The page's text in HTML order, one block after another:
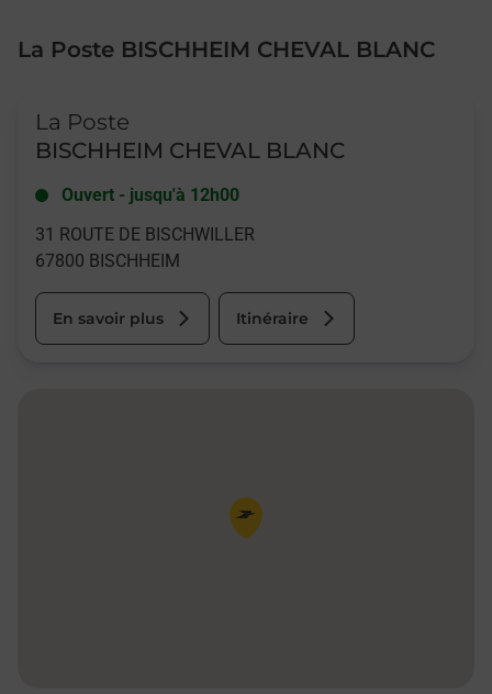
La Poste BISCHHEIM CHEVAL BLANC
La Poste
BISCHHEIM CHEVAL BLANC
Ouvert - jusqu'à 12h00
31 ROUTE DE BISCHWILLER
67800 BISCHHEIM
En savoir plus Itinéraire
Pin de la carte